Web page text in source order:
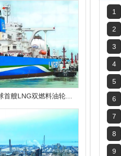
1
2
3
4
5
6
7
8
9